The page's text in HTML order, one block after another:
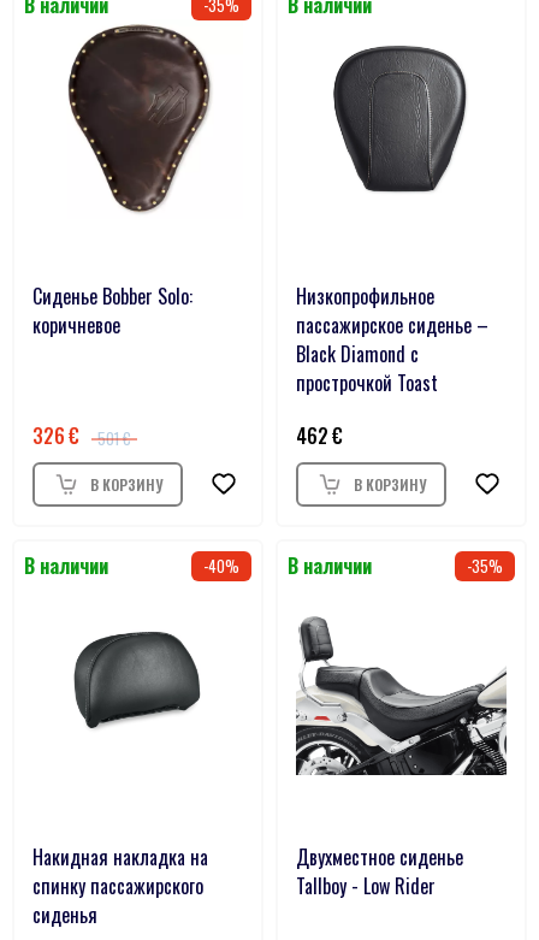
35
Сиденье Bobber Solo:
коричневое
326 501
Низкопрофильное
пассажирское сиденье –
Black Diamond с
прострочкой Toast
462
40
Накидная накладка на
спинку пассажирского
сиденья
35
Двухместное сиденье
Tallboy - Low Rider